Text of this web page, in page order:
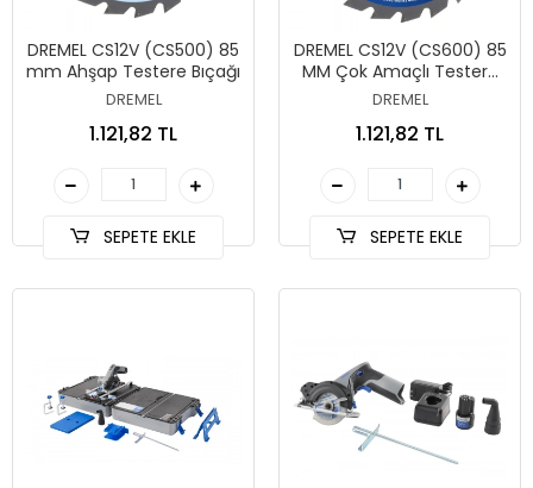
DREMEL CS12V (CS500) 85
mm Ahşap Testere Bıçağı
DREMEL
1.121,82 TL
SEPETE EKLE
DREMEL CS12V (CS600) 85
MM Çok Amaçlı Testere
Bıçağı
DREMEL
1.121,82 TL
SEPETE EKLE